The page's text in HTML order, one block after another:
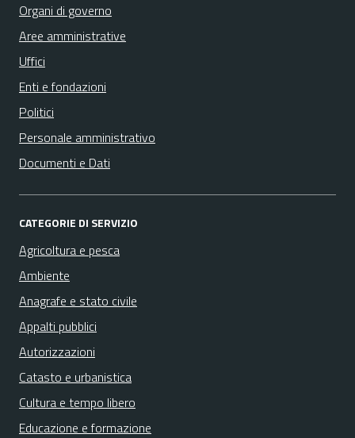
Organi di governo
Aree amministrative
Uffici
Enti e fondazioni
Politici
Personale amministrativo
Documenti e Dati
CATEGORIE DI SERVIZIO
Agricoltura e pesca
Ambiente
Anagrafe e stato civile
Appalti pubblici
Autorizzazioni
Catasto e urbanistica
Cultura e tempo libero
Educazione e formazione